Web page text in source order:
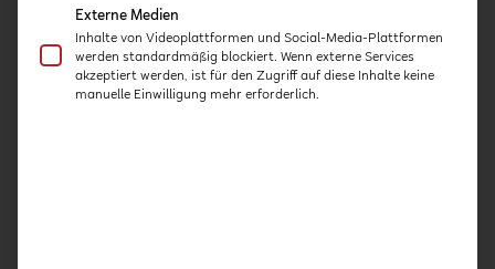
Sie begleitet
pädagogische Fachkräfte,
Führungskräfte und Teams
aus Kita und
Externe Medien
Inhalte von Videoplattformen und Social-Media-Plattformen
werden standardmäßig blockiert. Wenn externe Services
akzeptiert werden, ist für den Zugriff auf diese Inhalte keine
manuelle Einwilligung mehr erforderlich.